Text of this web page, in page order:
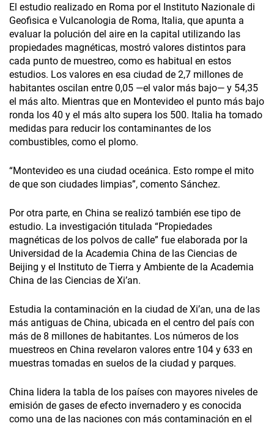
El estudio realizado en Roma por el Instituto Nazionale di
Geofisica e Vulcanologia de Roma, Italia, que apunta a
evaluar la polución del aire en la capital utilizando las
propiedades magnéticas, mostró valores distintos para
cada punto de muestreo, como es habitual en estos
estudios. Los valores en esa ciudad de 2,7 millones de
habitantes oscilan entre 0,05 —el valor más bajo— y 54,35
el más alto. Mientras que en Montevideo el punto más bajo
ronda los 40 y el más alto supera los 500. Italia ha tomado
medidas para reducir los contaminantes de los
combustibles, como el plomo.
“Montevideo es una ciudad oceánica. Esto rompe el mito
de que son ciudades limpias”, comento Sánchez.
Por otra parte, en China se realizó también ese tipo de
estudio. La investigación titulada “Propiedades
magnéticas de los polvos de calle” fue elaborada por la
Universidad de la Academia China de las Ciencias de
Beijing y el Instituto de Tierra y Ambiente de la Academia
China de las Ciencias de Xi’an.
Estudia la contaminación en la ciudad de Xi’an, una de las
más antiguas de China, ubicada en el centro del país con
más de 8 millones de habitantes. Los números de los
muestreos en China revelaron valores entre 104 y 633 en
muestras tomadas en suelos de la ciudad y parques.
China lidera la tabla de los países con mayores niveles de
emisión de gases de efecto invernadero y es conocida
como una de las naciones con más contaminación en el